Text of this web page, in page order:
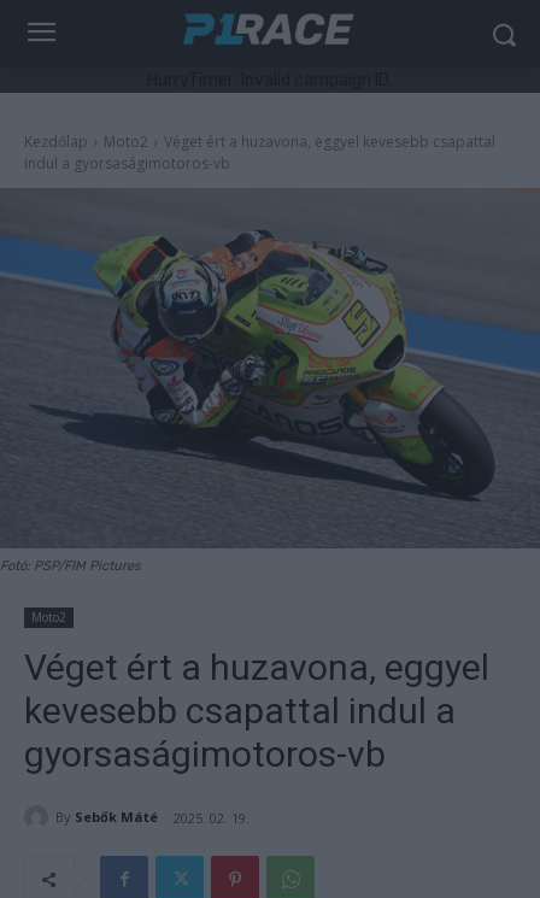
Kezdőlap Moto2
Véget ért a huzavona, eggyel kevesebb csapattal
indul a gyorsaságimotoros-vb
Fotó: PSP/FIM Pictures
Moto2
Véget ért a huzavona, eggyel
kevesebb csapattal indul a
gyorsaságimotoros-vb
By Sebők Máté 2025. 02. 19.